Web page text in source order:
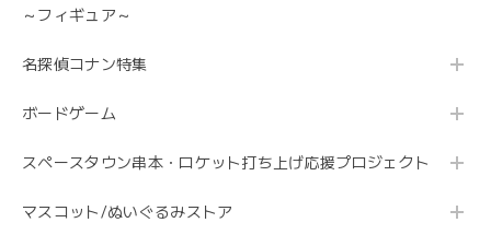
～フィギュア～
名探偵コナン特集
ボードゲーム
スペースタウン串本・ロケット打ち上げ応援プロジェクト
マスコット/ぬいぐるみストア